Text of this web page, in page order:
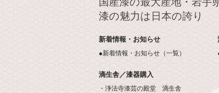
漆の魅力は日本の誇り
新着情報・お知らせ
●新着情報・お知らせ（一覧）
滴生舎／漆器購入
・浄法寺漆芸の殿堂 滴生舎